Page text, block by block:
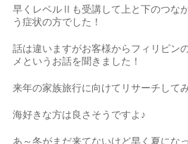
早くレベルⅡも受講して上と下のつな
う症状の方でした！
話は違いますがお客様からフィリピン
メというお話を聞きました！
来年の家族旅行に向けてリサーチして
海好きな方は良さそうですよ♪
あ～冬がまだ来てないけど早く夏にな